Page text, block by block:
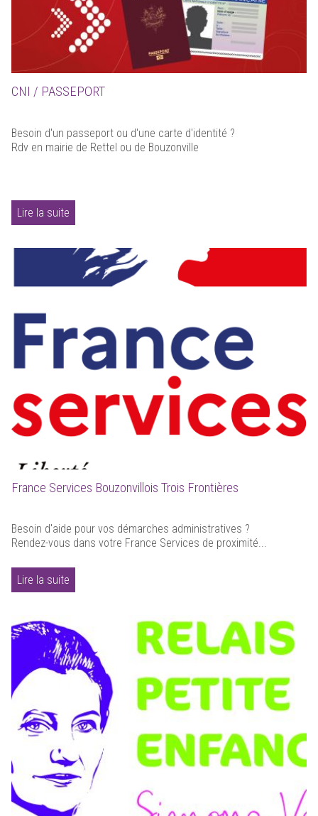
CNI / PASSEPORT
Besoin d'un passeport ou d'une carte d'identité ?
Rdv en mairie de Rettel ou de Bouzonville
Lire la suite
France Services Bouzonvillois Trois Frontières
Besoin d'aide pour vos démarches administratives ?
Rendez-vous dans votre France Services de proximité...
Lire la suite